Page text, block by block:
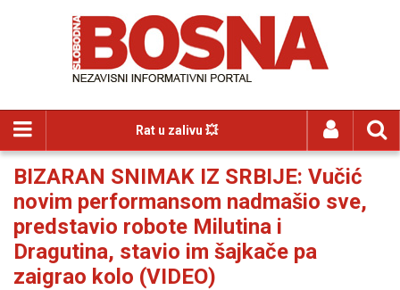
Rat u zalivu 💥
BIZARAN SNIMAK IZ SRBIJE: Vučić
novim performansom nadmašio sve,
predstavio robote Milutina i
Dragutina, stavio im šajkače pa
zaigrao kolo (VIDEO)